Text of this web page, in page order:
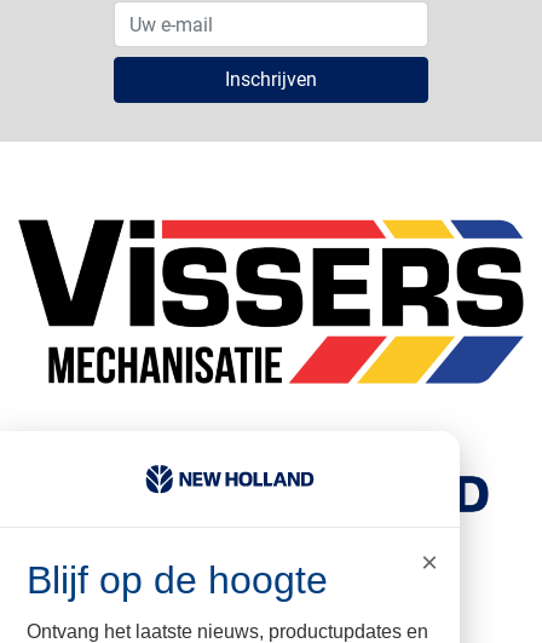
Inschrijven
kvk nr: 17067960
BTW nr: NL009502579B01
×
Blijf op de hoogte
Ontvang het laatste nieuws, productupdates en